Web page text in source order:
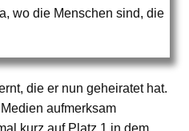
wo die Menschen sind, die
die er nun geheiratet hat.
aufmerksam
kurz auf Platz 1 in dem